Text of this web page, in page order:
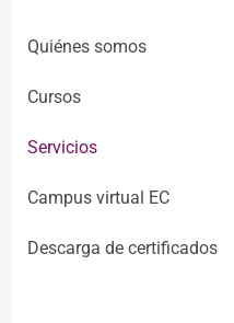
Quiénes somos
Cursos
Servicios
Campus virtual EC
Descarga de certificados